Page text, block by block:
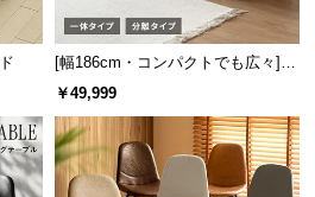
[幅186cm・コンパクトでも広々] 3
人掛けソファベッド リクライニン
￥49,999